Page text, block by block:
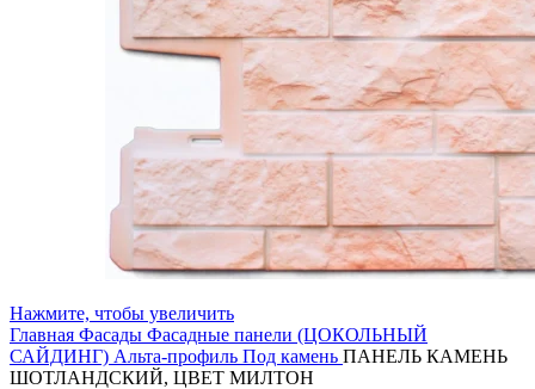
Нажмите, чтобы увеличить
Главная Фасады Фасадные панели (ЦОКОЛЬНЫЙ
САЙДИНГ) Альта-профиль Под камень ПАНЕЛЬ КАМЕНЬ
ШОТЛАНДСКИЙ, ЦВЕТ МИЛТОН